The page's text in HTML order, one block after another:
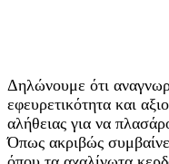
Δηλώνουμε ότι
εφευρετικότητα και
αλήθειας για να
Όπως ακριβώς